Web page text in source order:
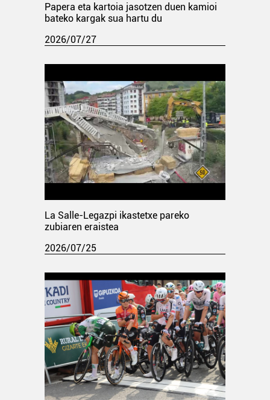
Papera eta kartoia jasotzen duen kamioi
bateko kargak sua hartu du
2026/07/27
La Salle-Legazpi ikastetxe pareko
zubiaren eraistea
2026/07/25